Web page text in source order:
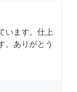
います。仕上
。ありがとう